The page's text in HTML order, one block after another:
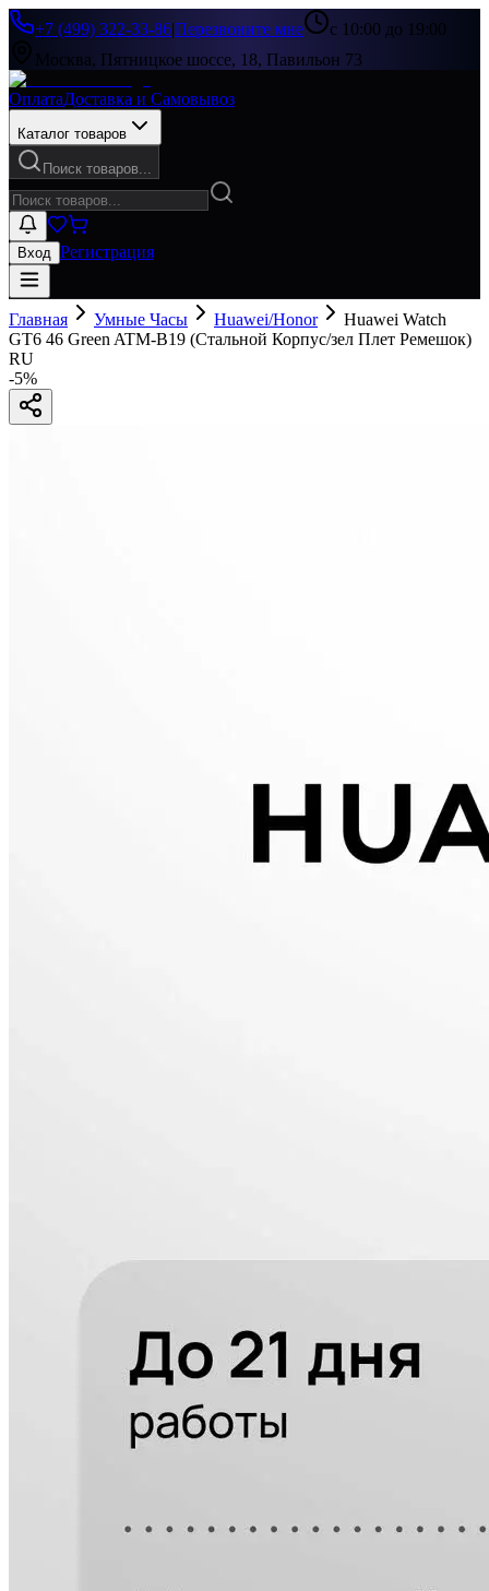
+7 (499) 322-33-86|Перезвоните мне
с 10:00 до 19:00
Москва, Пятницкое шоссе, 18, Павильон 73
ОплатаДоставка и Самовывоз
Каталог товаров
Поиск товаров...
Вход Регистрация
Главная Умные Часы Huawei/Honor
Huawei Watch
GT6 46 Green ATM-B19 (Стальной Корпус/зел Плет Ремешок)
RU
-5%